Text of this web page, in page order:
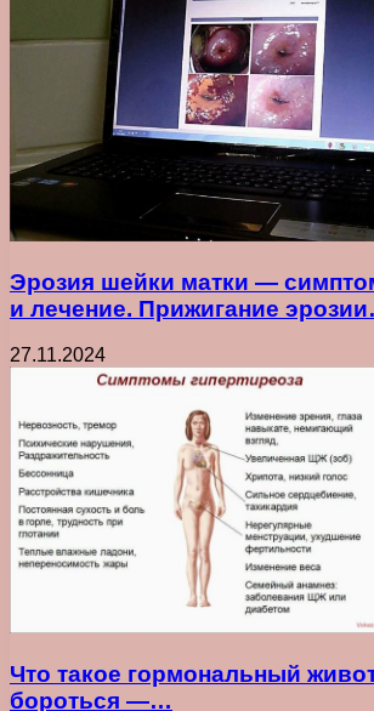
Эрозия шейки матки —
и лечение. Прижигание
27.11.2024
Что такое гормональный
бороться —…